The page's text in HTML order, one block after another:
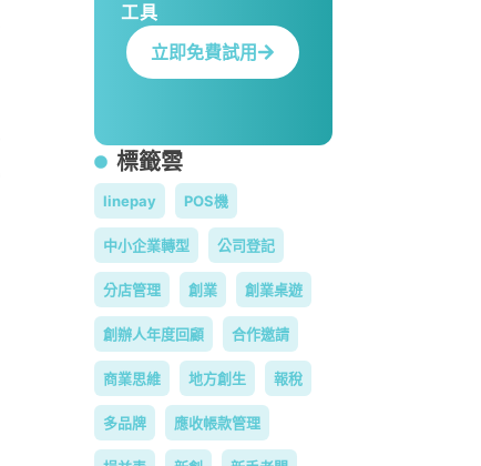
工具
立即免費試用
標籤雲
linepay POS機
中小企業轉型 公司登記
分店管理 創業 創業桌遊
創辦人年度回顧 合作邀請
商業思維 地方創生 報稅
多品牌 應收帳款管理